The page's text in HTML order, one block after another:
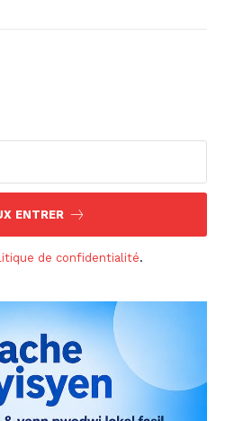
ENTRER
de confidentialité.